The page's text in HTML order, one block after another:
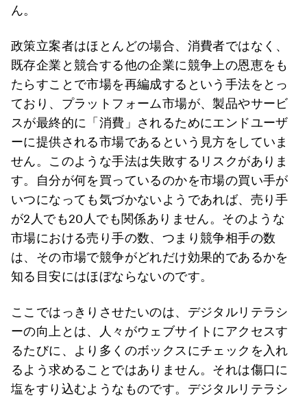
ん。
政策立案者はほとんどの場合、消費者ではなく、
既存企業と競合する他の企業に競争上の恩恵をも
たらすことで市場を再編成するという手法をとっ
ており、プラットフォーム市場が、製品やサービ
スが最終的に「消費」されるためにエンドユーザ
ーに提供される市場であるという見方をしていま
せん。このような手法は失敗するリスクがありま
す。自分が何を買っているのかを市場の買い手が
いつになっても気づかないようであれば、売り手
が2人でも20人でも関係ありません。そのような
市場における売り手の数、つまり競争相手の数
は、その市場で競争がどれだけ効果的であるかを
知る目安にはほぼならないのです。
ここではっきりさせたいのは、デジタルリテラシ
ーの向上とは、人々がウェブサイトにアクセスす
るたびに、より多くのボックスにチェックを入れ
るよう求めることではありません。それは傷口に
塩をすり込むようなものです。デジタルリテラシ